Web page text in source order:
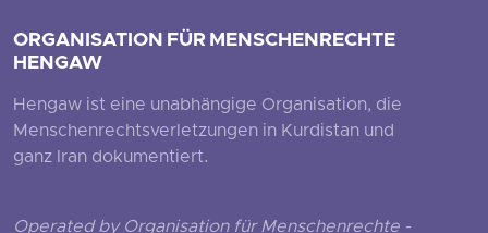
ORGANISATION FÜR MENSCHENRECHTE
HENGAW
Hengaw ist eine unabhängige Organisation, die
Menschenrechtsverletzungen in Kurdistan und
ganz Iran dokumentiert.
Operated by Organisation für Menschenrechte -